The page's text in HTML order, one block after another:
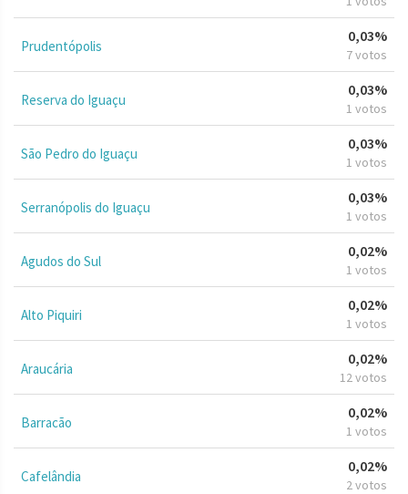
Prudentópolis
0,03%
7 votos
Reserva do Iguaçu
0,03%
1 votos
São Pedro do Iguaçu
0,03%
1 votos
Serranópolis do Iguaçu
0,03%
1 votos
Agudos do Sul
0,02%
1 votos
Alto Piquiri
0,02%
1 votos
Araucária
0,02%
12 votos
Barracão
0,02%
1 votos
Cafelândia
0,02%
2 votos